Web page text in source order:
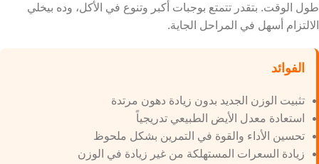
طول الوقت. بتقدر تتمتع بوجبات أكبر وتنوع في الأكل، وده بيخلي
الالتزام أسهل في المراحل الجاية.
الفوائد
تثبيت الوزن الجديد بدون زيادة دهون مرتدة
استعادة معدل الأيض الطبيعي تدريجياً
تحسين الأداء والقوة في التمرين بشكل ملحوظ
زيادة السعرات المستهلكة من غير زيادة في الوزن